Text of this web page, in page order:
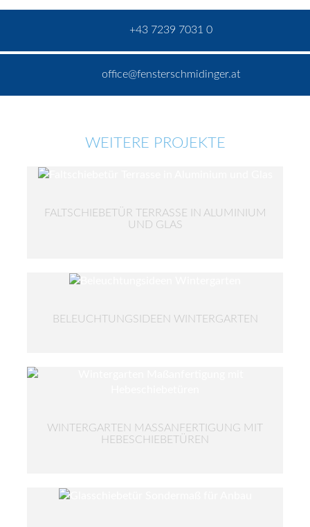
+43 7239 7031 0
office@fensterschmidinger.at
WEITERE PROJEKTE
FALTSCHIEBETÜR TERRASSE IN ALUMINIUM
UND GLAS
BELEUCHTUNGSIDEEN WINTERGARTEN
WINTERGARTEN MASSANFERTIGUNG MIT H
EBESCHIEBETÜREN